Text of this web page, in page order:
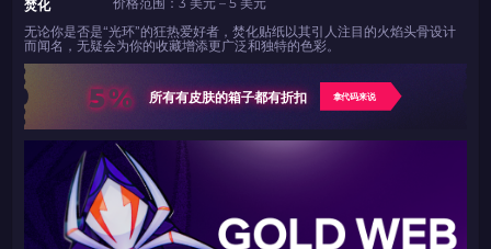
焚化
无论你是否是“光环”的狂热爱好者，焚化贴纸以其引人注目的火焰头骨设计
而闻名，无疑会为你的收藏增添更广泛和独特的色彩。
5% 所有有皮肤的箱子都有折扣 拿代码来说